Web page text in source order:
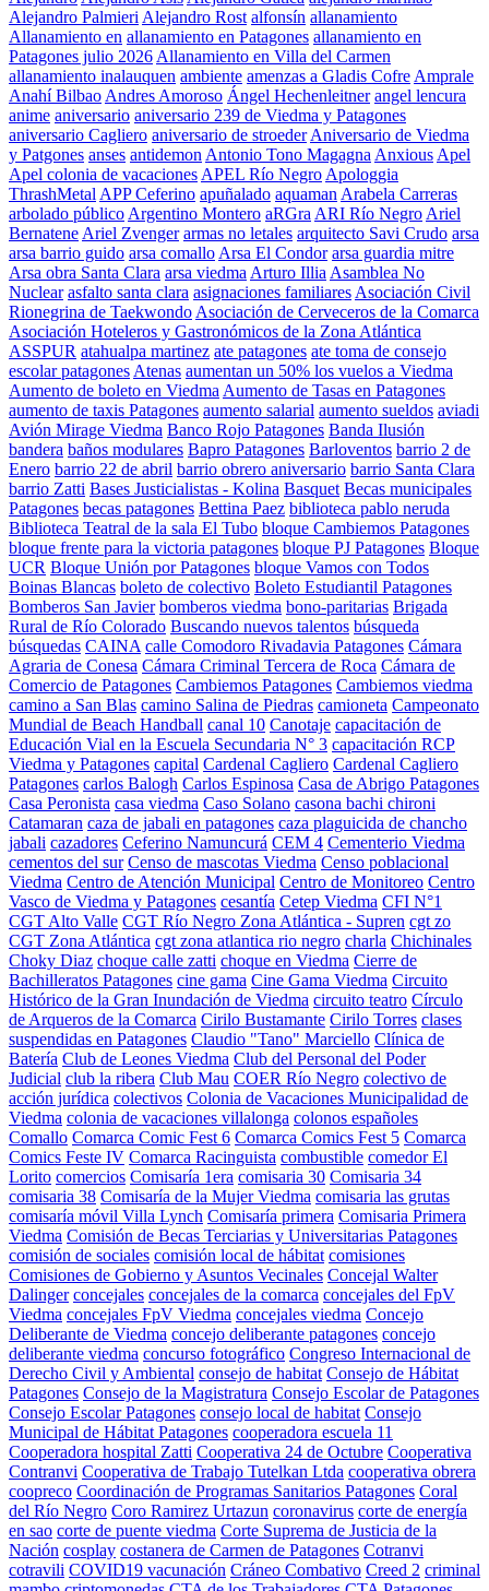
Alejandro Palmieri Alejandro Rost alfonsín allanamiento
Allanamiento en allanamiento en Patagones allanamiento en
Patagones julio 2026 Allanamiento en Villa del Carmen
allanamiento inalauquen ambiente amenzas a Gladis Cofre Amprale
Anahí Bilbao Andres Amoroso Ángel Hechenleitner angel lencura
anime aniversario aniversario 239 de Viedma y Patagones
aniversario Cagliero aniversario de stroeder Aniversario de Viedma
y Patgones anses antidemon Antonio Tono Magagna Anxious Apel
Apel colonia de vacaciones APEL Río Negro Apologgia
ThrashMetal APP Ceferino apuñalado aquaman Arabela Carreras
arbolado público Argentino Montero aRGra ARI Río Negro Ariel
Bernatene Ariel Zvenger armas no letales arquitecto Savi Crudo arsa
arsa barrio guido arsa comallo Arsa El Condor arsa guardia mitre
Arsa obra Santa Clara arsa viedma Arturo Illia Asamblea No
Nuclear asfalto santa clara asignaciones familiares Asociación Civil
Rionegrina de Taekwondo Asociación de Cerveceros de la Comarca
Asociación Hoteleros y Gastronómicos de la Zona Atlántica
ASSPUR atahualpa martinez ate patagones ate toma de consejo
escolar patagones Atenas aumentan un 50% los vuelos a Viedma
Aumento de boleto en Viedma Aumento de Tasas en Patagones
aumento de taxis Patagones aumento salarial aumento sueldos aviadi
Avión Mirage Viedma Banco Rojo Patagones Banda Ilusión
bandera baños modulares Bapro Patagones Barloventos barrio 2 de
Enero barrio 22 de abril barrio obrero aniversario barrio Santa Clara
barrio Zatti Bases Justicialistas - Kolina Basquet Becas municipales
Patagones becas patagones Bettina Paez biblioteca pablo neruda
Biblioteca Teatral de la sala El Tubo bloque Cambiemos Patagones
bloque frente para la victoria patagones bloque PJ Patagones Bloque
UCR Bloque Unión por Patagones bloque Vamos con Todos
Boinas Blancas boleto de colectivo Boleto Estudiantil Patagones
Bomberos San Javier bomberos viedma bono-paritarias Brigada
Rural de Río Colorado Buscando nuevos talentos búsqueda
búsquedas CAINA calle Comodoro Rivadavia Patagones Cámara
Agraria de Conesa Cámara Criminal Tercera de Roca Cámara de
Comercio de Patagones Cambiemos Patagones Cambiemos viedma
camino a San Blas camino Salina de Piedras camioneta Campeonato
Mundial de Beach Handball canal 10 Canotaje capacitación de
Educación Vial en la Escuela Secundaria N° 3 capacitación RCP
Viedma y Patagones capital Cardenal Cagliero Cardenal Cagliero
Patagones carlos Balogh Carlos Espinosa Casa de Abrigo Patagones
Casa Peronista casa viedma Caso Solano casona bachi chironi
Catamaran caza de jabali en patagones caza plaguicida de chancho
jabali cazadores Ceferino Namuncurá CEM 4 Cementerio Viedma
cementos del sur Censo de mascotas Viedma Censo poblacional
Viedma Centro de Atención Municipal Centro de Monitoreo Centro
Vasco de Viedma y Patagones cesantía Cetep Viedma CFI N°1
CGT Alto Valle CGT Río Negro Zona Atlántica - Supren cgt zo
CGT Zona Atlántica cgt zona atlantica rio negro charla Chichinales
Choky Diaz choque calle zatti choque en Viedma Cierre de
Bachilleratos Patagones cine gama Cine Gama Viedma Circuito
Histórico de la Gran Inundación de Viedma circuito teatro Círculo
de Arqueros de la Comarca Cirilo Bustamante Cirilo Torres clases
suspendidas en Patagones Claudio "Tano" Marciello Clínica de
Batería Club de Leones Viedma Club del Personal del Poder
Judicial club la ribera Club Mau COER Río Negro colectivo de
acción jurídica colectivos Colonia de Vacaciones Municipalidad de
Viedma colonia de vacaciones villalonga colonos españoles
Comallo Comarca Comic Fest 6 Comarca Comics Fest 5 Comarca
Comics Feste IV Comarca Racinguista combustible comedor El
Lorito comercios Comisaría 1era comisaria 30 Comisaria 34
comisaria 38 Comisaría de la Mujer Viedma comisaria las grutas
comisaría móvil Villa Lynch Comisaría primera Comisaria Primera
Viedma Comisión de Becas Terciarias y Universitarias Patagones
comisión de sociales comisión local de hábitat comisiones
Comisiones de Gobierno y Asuntos Vecinales Concejal Walter
Dalinger concejales concejales de la comarca concejales del FpV
Viedma concejales FpV Viedma concejales viedma Concejo
Deliberante de Viedma concejo deliberante patagones concejo
deliberante viedma concurso fotográfico Congreso Internacional de
Derecho Civil y Ambiental consejo de habitat Consejo de Hábitat
Patagones Consejo de la Magistratura Consejo Escolar de Patagones
Consejo Escolar Patagones consejo local de habitat Consejo
Municipal de Hábitat Patagones cooperadora escuela 11
Cooperadora hospital Zatti Cooperativa 24 de Octubre Cooperativa
Contranvi Cooperativa de Trabajo Tutelkan Ltda cooperativa obrera
coopreco Coordinación de Programas Sanitarios Patagones Coral
del Río Negro Coro Ramirez Urtazun coronavirus corte de energía
en sao corte de puente viedma Corte Suprema de Justicia de la
Nación cosplay costanera de Carmen de Patagones Cotranvi
cotravili COVID19 vacunación Cráneo Combativo Creed 2 criminal